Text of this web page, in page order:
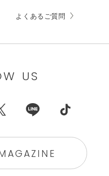
よくあるご質問
US